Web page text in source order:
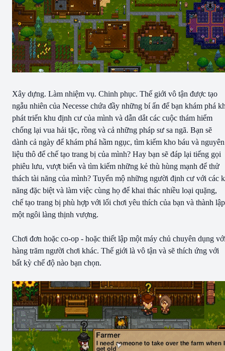
Xây dựng. Làm nhiệm vụ. Chinh phục. Thế giới vô tận được tạo
ngẫu nhiên của Necesse chứa đầy những bí ẩn để bạn khám phá
phát triển khu định cư của mình và dẫn dắt các cuộc thám hiểm
chống lại vua hải tặc, rồng và cả những pháp sư sa ngã. Bạn sẽ
dành cả ngày để khám phá hầm ngục, tìm kiếm kho báu và nguyên
liệu thô để chế tạo trang bị của mình? Hay bạn sẽ đáp lại tiếng gọi
phiêu lưu, vượt biển và tìm kiếm những kẻ thù hùng mạnh để thử
thách tài năng của mình? Tuyển mộ những người định cư với các
năng đặc biệt và làm việc cùng họ để khai thác nhiều loại quặng,
chế tạo trang bị phù hợp với lối chơi yêu thích của bạn và thành lập
một ngôi làng thịnh vượng.
Chơi đơn hoặc co-op - hoặc thiết lập một máy chủ chuyên dụng
hàng trăm người chơi khác. Thế giới là vô tận và sẽ thích ứng với
bất kỳ chế độ nào bạn chọn.